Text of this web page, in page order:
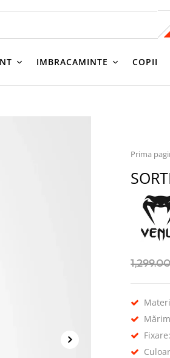
IMBRACAMINTE COPII
Prima